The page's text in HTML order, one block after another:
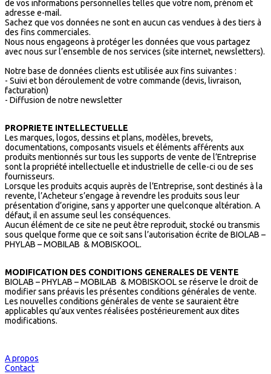
de vos informations personnelles telles que votre nom, prénom et
adresse e-mail.
Sachez que vos données ne sont en aucun cas vendues à des tiers à
des fins commerciales.
Nous nous engageons à protéger les données que vous partagez
avec nous sur l’ensemble de nos services (site internet, newsletters).
Notre base de données clients est utilisée aux fins suivantes :
- Suivi et bon déroulement de votre commande (devis, livraison,
facturation)
- Diffusion de notre newsletter
PROPRIETE INTELLECTUELLE
Les marques, logos, dessins et plans, modèles, brevets,
documentations, composants visuels et éléments afférents aux
produits mentionnés sur tous les supports de vente de l’Entreprise
sont la propriété intellectuelle et industrielle de celle-ci ou de ses
fournisseurs.
Lorsque les produits acquis auprès de l’Entreprise, sont destinés à la
revente, l’Acheteur s’engage à revendre les produits sous leur
présentation d’origine, sans y apporter une quelconque altération. A
défaut, il en assume seul les conséquences.
Aucun élément de ce site ne peut être reproduit, stocké ou transmis
sous quelque forme que ce soit sans l’autorisation écrite de BIOLAB –
PHYLAB – MOBILAB & MOBISKOOL.
MODIFICATION DES CONDITIONS GENERALES DE VENTE
BIOLAB – PHYLAB – MOBILAB & MOBISKOOL se réserve le droit de
modifier sans préavis les présentes conditions générales de vente.
Les nouvelles conditions générales de vente se sauraient être
applicables qu’aux ventes réalisées postérieurement aux dites
modifications.
A propos
Contact